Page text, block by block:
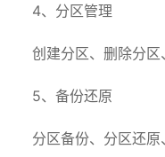
4、分区管理
创建分区、删除分
5、备份还原
分区备份、分区还